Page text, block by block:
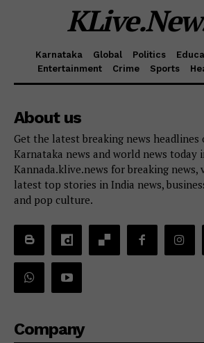
Karnataka Global Politics
Entertainment
Crime Sports
About us
Get the latest breaking news
Karnataka news and world news today
Kannada.klive.news for breaking news,
latest top stories in India news,
and pop culture.
Company